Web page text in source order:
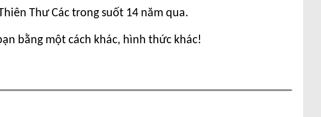
Thư Các trong suốt 14 năm qua.
bằng một cách khác, hình thức khác!